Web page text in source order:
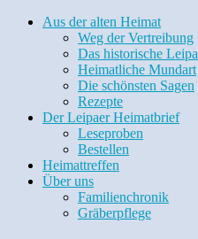
Aus der alten Heimat
Weg der Vertreibung
Das historische Leipa
Heimatliche Mundart
Die schönsten Sagen
Rezepte
Der Leipaer Heimatbrief
Leseproben
Bestellen
Heimattreffen
Über uns
Familienchronik
Gräberpflege